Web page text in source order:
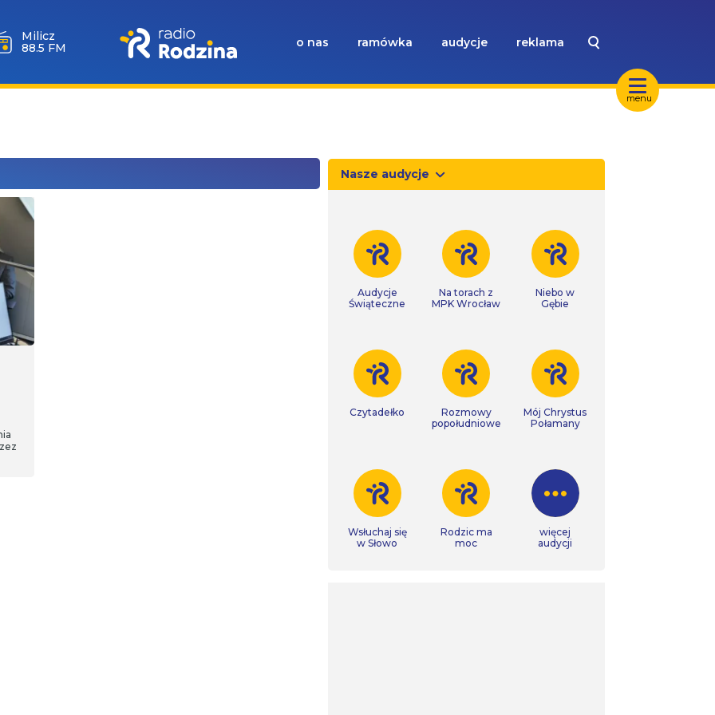
menu
Góra
Igliczna
107.2 FM
o nas ramówka audycje reklama
Nasze audycje
Audycje
Świąteczne
Na torach z
MPK Wrocław
Niebo w
Gębie
Czytadełko
Rozmowy
popołudniowe
Mój Chrystus
Połamany
Wsłuchaj się
w Słowo
Rodzic ma
moc
więcej
audycji